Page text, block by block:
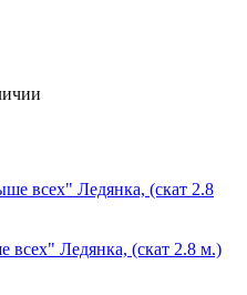
всех" Ледянка, (скат 2.8 м.)